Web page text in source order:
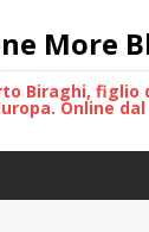
More
Biraghi, figlio
Online dal